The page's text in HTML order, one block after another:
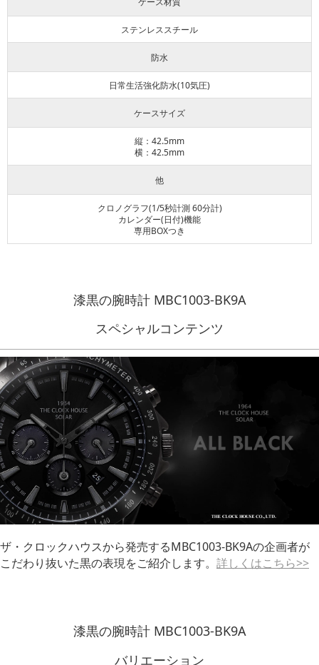
ステンレススチール
防水
日常生活強化防水(10気圧)
ケースサイズ
縦：42.5mm
横：42.5mm
他
クロノグラフ(1/5秒計測 60分計)
カレンダー(日付)機能
専用BOXつき
漆黒の腕時計 MBC1003-BK9A
スペシャルコンテンツ
ザ・クロックハウスから発売するMBC1003-BK9Aの企画者が
こだわり抜いた黒の表現をご紹介します。 詳しくはこちら>>
漆黒の腕時計 MBC1003-BK9A
バリエーション